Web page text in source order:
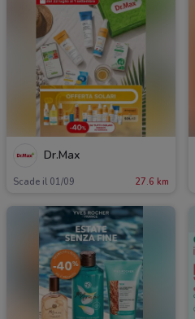
Dr.Max
Scade il 01/09 27.6 km